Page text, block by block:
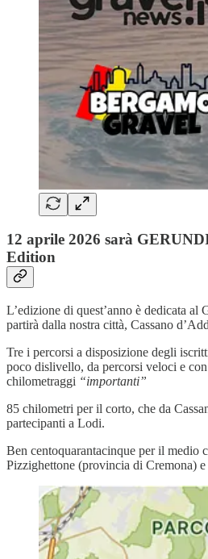
12 aprile 2026 sarà
Edition
L’edizione di quest’anno è dedicata al
partirà dalla nostra città, Cassano
Tre i percorsi a disposizione degli
poco dislivello, da percorsi veloci e
chilometraggi “importanti”
85 chilometri per il corto, che da
partecipanti a Lodi.
Ben centoquarantacinque per il medio
Pizzighettone (provincia di Cremona) e